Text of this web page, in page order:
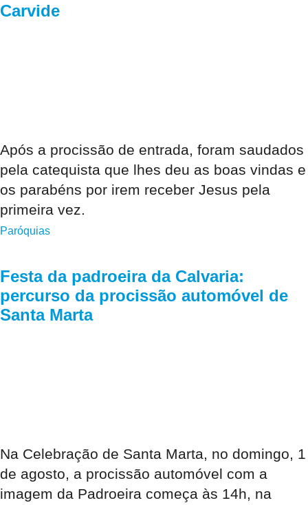
Carvide
Após a procissão de entrada, foram saudados
pela catequista que lhes deu as boas vindas e
os parabéns por irem receber Jesus pela
primeira vez.
Paróquias
Festa da padroeira da Calvaria:
percurso da procissão automóvel de
Santa Marta
Na Celebração de Santa Marta, no domingo, 1
de agosto, a procissão automóvel com a
imagem da Padroeira começa às 14h, na